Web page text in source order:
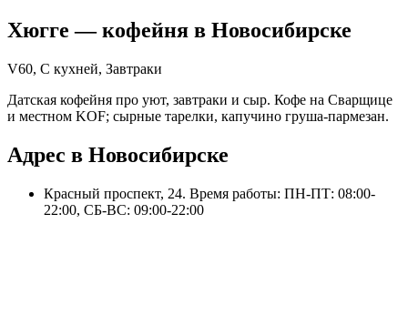
Хюгге — кофейня в Новосибирске
V60, С кухней, Завтраки
Датская кофейня про уют, завтраки и сыр. Кофе на Сварщице
и местном KOF; сырные тарелки, капучино груша-пармезан.
Адрес в Новосибирске
Красный проспект, 24. Время работы: ПН-ПТ: 08:00-
22:00, СБ-ВС: 09:00-22:00